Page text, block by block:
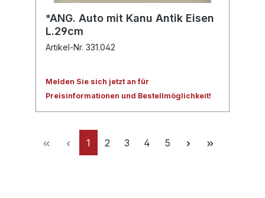
*ANG. Auto mit Kanu Antik Eisen
L.29cm
Artikel-Nr. 331.042
Melden Sie sich jetzt an für
Preisinformationen und Bestellmöglichkeit!
1 2 3 4 5